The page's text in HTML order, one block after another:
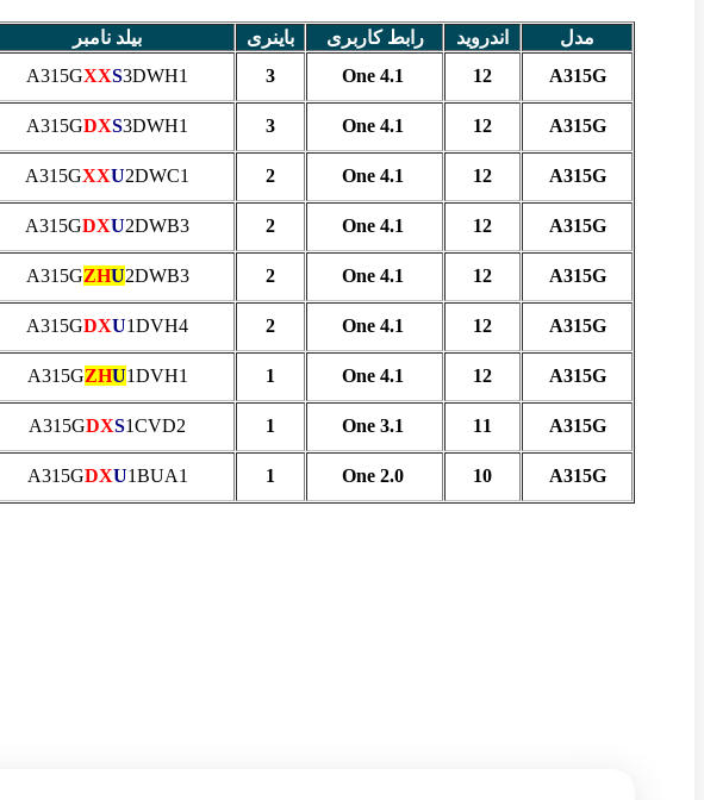
مدل اندروید رابط کاربری باینری بیلد نامبر
A315G
12
3
A315GXXS3DWH1
A315G
12
3
A315GDXS3DWH1
A315G
12
2
A315GXXU2DWC1
A315G
12
2
A315GDXU2DWB3
A315G
12
2
A315GZHU2DWB3
A315G
12
2
A315GDXU1DVH4
A315G
12
1
A315GZHU1DVH1
A315G
11
1
A315GDXS1CVD2
A315G
10
One 2.0
1
A315GDXU1BUA1